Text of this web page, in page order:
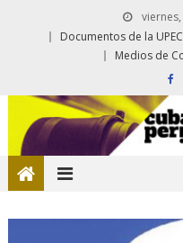
Documentos de la UPEC
Medios de